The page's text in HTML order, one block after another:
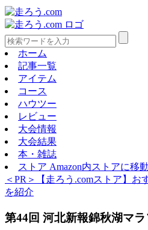
ホーム
記事一覧
アイテム
コース
ハウツー
レビュー
大会情報
大会結果
本・雑誌
ストア Amazon内ストアに移
＜PR＞【走ろう.comストア】
を紹介
第44回 河北新報錦秋湖マラ